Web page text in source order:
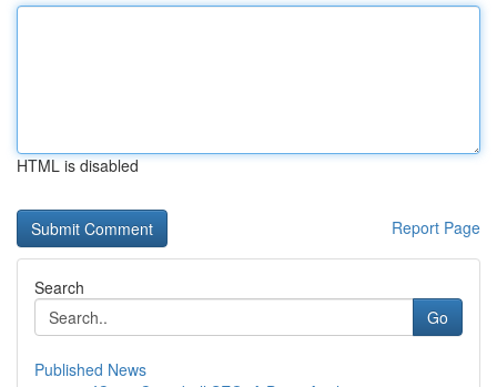
HTML is disabled
Report Page
Search
Go
Published News